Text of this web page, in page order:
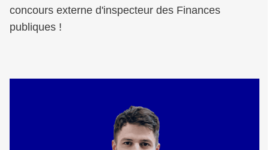
concours externe d'inspecteur des Finances
publiques !